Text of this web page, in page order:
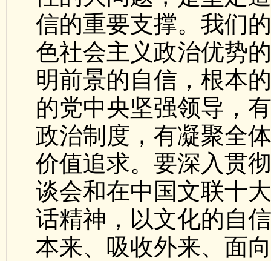
信的重要支撑。我们
色社会主义政治优势
明前景的自信，根本
的党中央坚强领导，
政治制度，有凝聚全
价值追求。要深入贯
谈会和在中国文联十
话精神，以文化的自
本来、吸收外来、面